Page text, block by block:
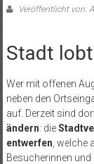
Veröffentlicht von:
Stadt
Wer mit offenen
neben den
auf. Derzeit sind
ändern: die
entwerfen , welche
Besucherinnen